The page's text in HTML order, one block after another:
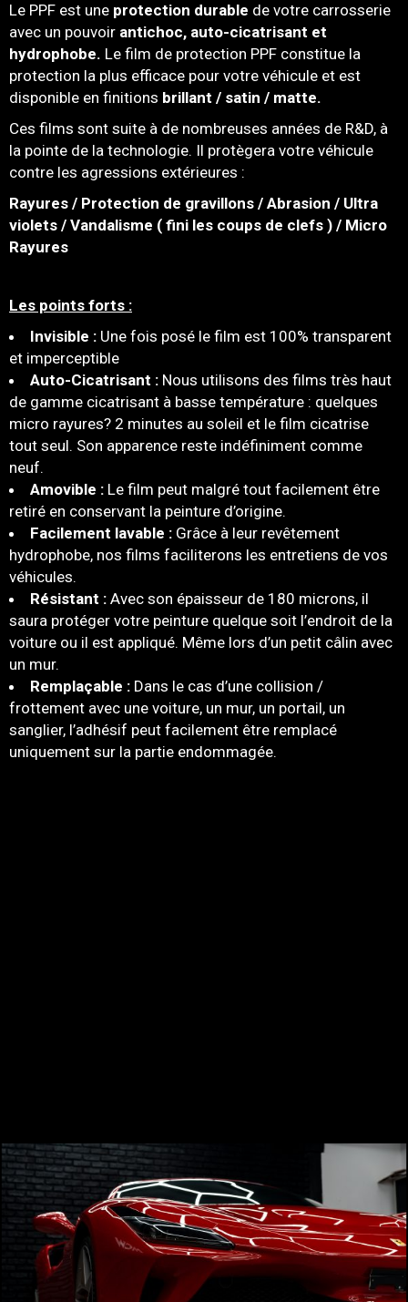
Le PPF est une protection durable de votre carrosserie
avec un pouvoir antichoc, auto-cicatrisant et
hydrophobe. Le film de protection PPF constitue la
protection la plus efficace pour votre véhicule et est
disponible en finitions brillant / satin / matte.
Ces films sont suite à de nombreuses années de R&D, à
la pointe de la technologie. Il protègera votre véhicule
contre les agressions extérieures :
Rayures / Protection de gravillons / Abrasion / Ultra
violets / Vandalisme ( fini les coups de clefs ) / Micro
Rayures
Les points forts :
Invisible : Une fois posé le film est 100% transparent
et imperceptible
Auto-Cicatrisant : Nous utilisons des films très haut
de gamme cicatrisant à basse température : quelques
micro rayures? 2 minutes au soleil et le film cicatrise
tout seul. Son apparence reste indéfiniment comme
neuf.
Amovible : Le film peut malgré tout facilement être
retiré en conservant la peinture d’origine.
Facilement lavable : Grâce à leur revêtement
hydrophobe, nos films faciliterons les entretiens de vos
véhicules.
Résistant : Avec son épaisseur de 180 microns, il
saura protéger votre peinture quelque soit l’endroit de la
voiture ou il est appliqué. Même lors d’un petit câlin avec
un mur.
Remplaçable : Dans le cas d’une collision /
frottement avec une voiture, un mur, un portail, un
sanglier, l’adhésif peut facilement être remplacé
uniquement sur la partie endommagée.